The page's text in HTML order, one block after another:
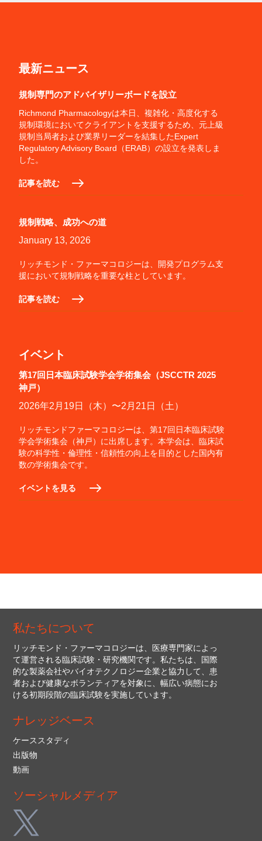
最新ニュース
規制専門のアドバイザリーボードを設立
Richmond Pharmacologyは本日、複雑化・高度化する
規制環境においてクライアントを支援するため、元上級
規制当局者および業界リーダーを結集したExpert
Regulatory Advisory Board（ERAB）の設立を発表しま
した。
記事を読む
規制戦略、成功への道
January 13, 2026
リッチモンド・ファーマコロジーは、開発プログラム支
援において規制戦略を重要な柱としています。
記事を読む
イベント
第17回日本臨床試験学会学術集会（JSCCTR 2025
神戸）
2026年2月19日（木）〜2月21日（土）
リッチモンドファーマコロジーは、第17回日本臨床試験
学会学術集会（神戸）に出席します。本学会は、臨床試
験の科学性・倫理性・信頼性の向上を目的とした国内有
数の学術集会です。
イベントを見る
私たちについて
リッチモンド・ファーマコロジーは、医療専門家によっ
て運営される臨床試験・研究機関です。私たちは、国際
的な製薬会社やバイオテクノロジー企業と協力して、患
者および健康なボランティアを対象に、幅広い病態にお
ける初期段階の臨床試験を実施しています。
ナレッジベース
ケーススタディ
出版物
動画
ソーシャルメディア